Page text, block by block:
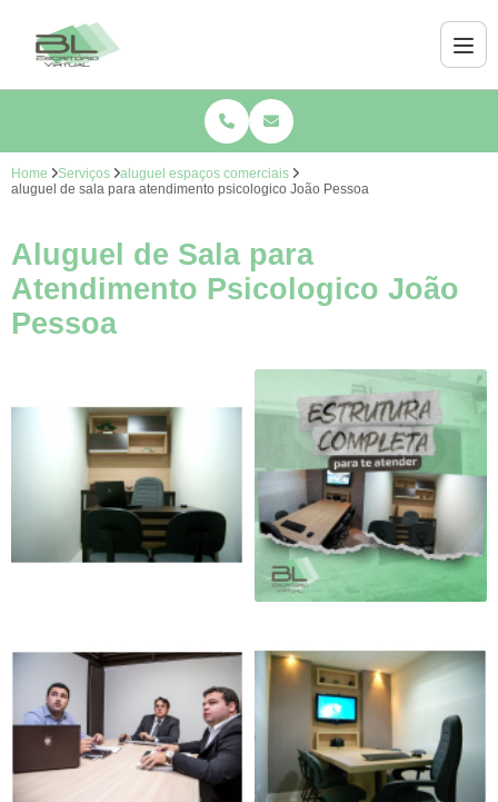
Home Serviços
aluguel espaços comerciais
aluguel de sala para atendimento psicologico João Pessoa
Aluguel de Sala para
Atendimento Psicologico João
Pessoa